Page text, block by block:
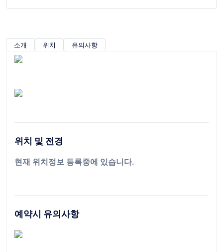
소개 위치 유의사항
위치 및 전경
현재 위치정보 등록중에 있습니다.
예약시 유의사항